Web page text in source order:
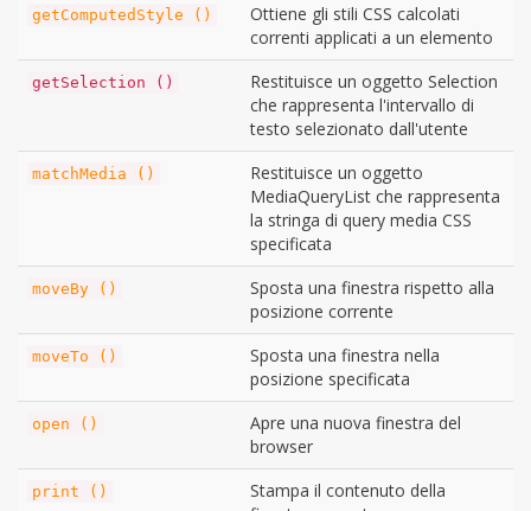
getComputedStyle ()
Ottiene gli stili CSS calcolati
correnti applicati a un elemento
getSelection ()
Restituisce un oggetto Selection
che rappresenta l'intervallo di
testo selezionato dall'utente
matchMedia ()
Restituisce un oggetto
MediaQueryList che rappresenta
la stringa di query media CSS
specificata
moveBy ()
Sposta una finestra rispetto alla
posizione corrente
moveTo ()
Sposta una finestra nella
posizione specificata
open ()
Apre una nuova finestra del
browser
print ()
Stampa il contenuto della